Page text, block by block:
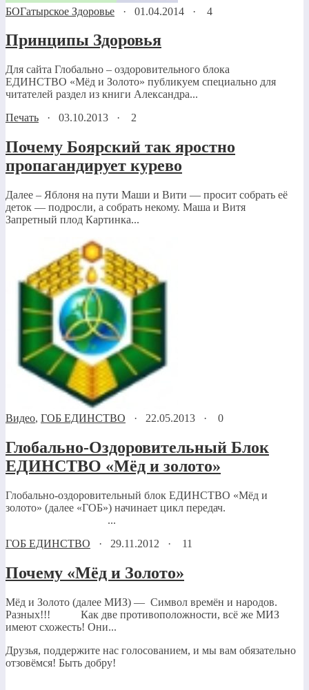
БОГатырское Здоровье · 01.04.2014 · 4
Принципы Здоровья
Для сайта Глобально – оздоровительного блока
ЕДИНСТВО «Мёд и Золото» публикуем специально для
читателей раздел из книги Александра...
Печать · 03.10.2013 · 2
Почему Боярский так яростно
пропагандирует курево
Далее – Яблоня на пути Маши и Вити — просит собрать её
деток — подросли, а собрать некому. Маша и Витя
Запретный плод Картинка...
Видео, ГОБ ЕДИНСТВО · 22.05.2013 · 0
Глобально-Оздоровительный Блок
ЕДИНСТВО «Мёд и золото»
Глобально-оздоровительный блок ЕДИНСТВО «Мёд и
золото» (далее «ГОБ») начинает цикл передач.
...
ГОБ ЕДИНСТВО · 29.11.2012 · 11
Почему «Мёд и Золото»
Мёд и Золото (далее МИЗ) — Символ времён и народов.
Разных!!! Как две противоположности, всё же МИЗ
имеют схожесть! Они...
Друзья, поддержите нас голосованием, и мы вам обязательно
отзовёмся! Быть добру!